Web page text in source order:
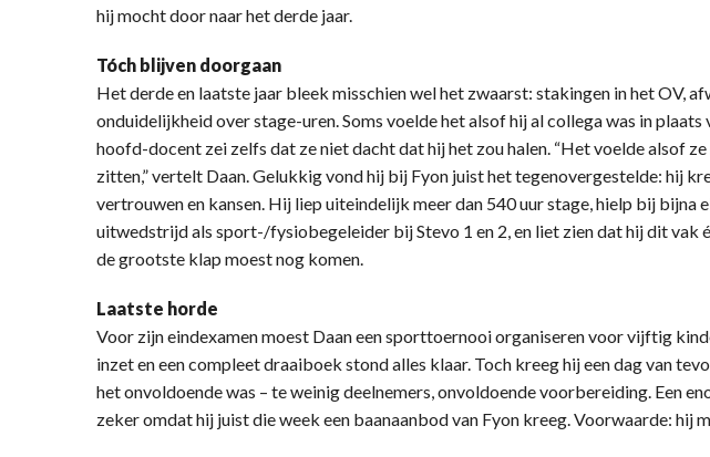
hij mocht door naar het derde jaar.
Tóch blijven doorgaan
Het derde en laatste jaar bleek misschien wel het zwaarst: stakingen in het OV,
onduidelijkheid over stage-uren. Soms voelde het alsof hij al collega was in plaats
hoofd-docent zei zelfs dat ze niet dacht dat hij het zou halen. “Het voelde alsof
zitten,” vertelt Daan. Gelukkig vond hij bij Fyon juist het tegenovergestelde: hij
vertrouwen en kansen. Hij liep uiteindelijk meer dan 540 uur stage, hielp bij bijna
uitwedstrijd als sport-/fysiobegeleider bij Stevo 1 en 2, en liet zien dat hij dit vak
de grootste klap moest nog komen.
Laatste horde
Voor zijn eindexamen moest Daan een sporttoernooi organiseren voor vijftig
inzet en een compleet draaiboek stond alles klaar. Toch kreeg hij een dag van
het onvoldoende was – te weinig deelnemers, onvoldoende voorbereiding. Een
zeker omdat hij juist die week een baanaanbod van Fyon kreeg. Voorwaarde: hij